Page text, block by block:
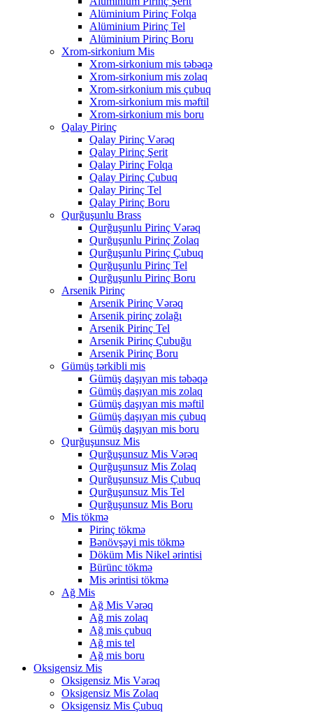
Alüminium Pirinç Folqa
Alüminium Pirinç Tel
Alüminium Pirinç Boru
Xrom-sirkonium Mis
Xrom-sirkonium mis təbəqə
Xrom-sirkonium mis zolaq
Xrom-sirkonium mis çubuq
Xrom-sirkonium mis məftil
Xrom-sirkonium mis boru
Qalay Pirinç
Qalay Pirinç Vərəq
Qalay Pirinç Şerit
Qalay Pirinç Folqa
Qalay Pirinç Çubuq
Qalay Pirinç Tel
Qalay Pirinç Boru
Qurğuşunlu Brass
Qurğuşunlu Pirinç Vərəq
Qurğuşunlu Pirinç Zolaq
Qurğuşunlu Pirinç Çubuq
Qurğuşunlu Pirinç Tel
Qurğuşunlu Pirinç Boru
Arsenik Pirinç
Arsenik Pirinç Vərəq
Arsenik pirinç zolağı
Arsenik Pirinç Tel
Arsenik Pirinç Çubuğu
Arsenik Pirinç Boru
Gümüş tərkibli mis
Gümüş daşıyan mis təbəqə
Gümüş daşıyan mis zolaq
Gümüş daşıyan mis məftil
Gümüş daşıyan mis çubuq
Gümüş daşıyan mis boru
Qurğuşunsuz Mis
Qurğuşunsuz Mis Vərəq
Qurğuşunsuz Mis Zolaq
Qurğuşunsuz Mis Çubuq
Qurğuşunsuz Mis Tel
Qurğuşunsuz Mis Boru
Mis tökmə
Pirinç tökmə
Bənövşəyi mis tökmə
Döküm Mis Nikel ərintisi
Bürünc tökmə
Mis ərintisi tökmə
Ağ Mis
Ağ Mis Vərəq
Ağ mis zolaq
Ağ mis çubuq
Ağ mis tel
Ağ mis boru
Oksigensiz Mis
Oksigensiz Mis Vərəq
Oksigensiz Mis Zolaq
Oksigensiz Mis Çubuq